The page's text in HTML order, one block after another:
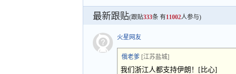
最新跟贴(跟贴333条 有11002人参与)
火星网友
俄老爹 [江苏盐城]
我们浙江人都支持伊朗！[比心]